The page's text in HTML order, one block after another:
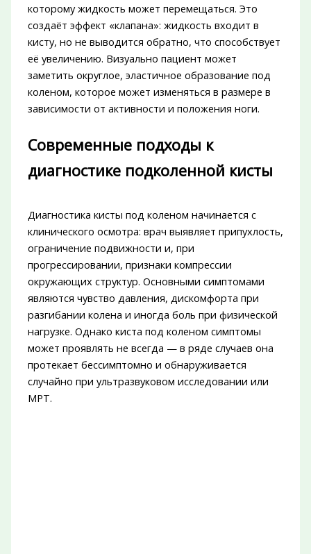
которому жидкость может перемещаться. Это
создаёт эффект «клапана»: жидкость входит в
кисту, но не выводится обратно, что способствует
её увеличению. Визуально пациент может
заметить округлое, эластичное образование под
коленом, которое может изменяться в размере в
зависимости от активности и положения ноги.
Современные подходы к
диагностике подколенной кисты
Диагностика кисты под коленом начинается с
клинического осмотра: врач выявляет припухлость,
ограничение подвижности и, при
прогрессировании, признаки компрессии
окружающих структур. Основными симптомами
являются чувство давления, дискомфорта при
разгибании колена и иногда боль при физической
нагрузке. Однако киста под коленом симптомы
может проявлять не всегда — в ряде случаев она
протекает бессимптомно и обнаруживается
случайно при ультразвуковом исследовании или
МРТ.